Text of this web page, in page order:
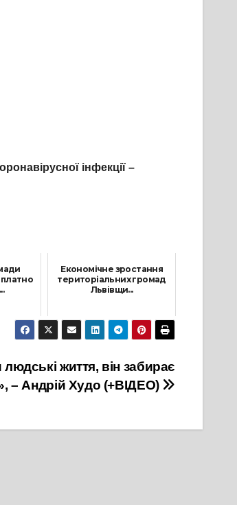
інфекції –
Економічне зростання
територіальних громад
Львівщи...
17 Травня, 2021
життя, він забирає
– Андрій Худо (+ВІДЕО)